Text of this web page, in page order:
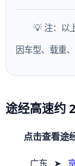
💡 注：以
因车型、载重
途经高速约
点击查看途
广东 ➤